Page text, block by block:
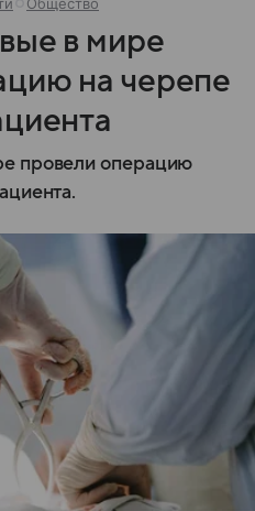
в мире
на черепе
провели операцию